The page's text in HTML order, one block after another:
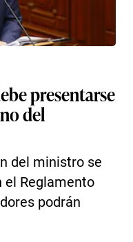
presentarse
del
del ministro se
el Reglamento
podrán